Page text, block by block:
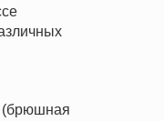
(брюшная